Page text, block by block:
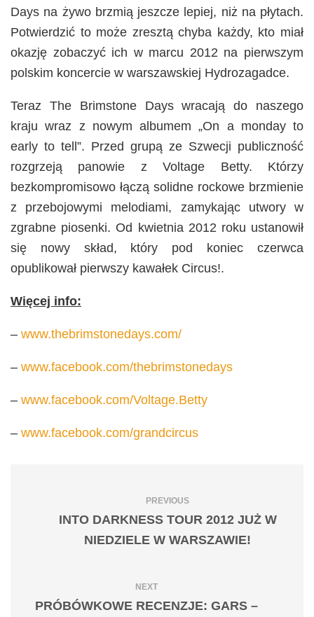
Days na żywo brzmią jeszcze lepiej, niż na płytach.
Potwierdzić to może zresztą chyba każdy, kto miał
okazję zobaczyć ich w marcu 2012 na pierwszym
polskim koncercie w warszawskiej Hydrozagadce.
Teraz The Brimstone Days wracają do naszego
kraju wraz z nowym albumem „On a monday to
early to tell”. Przed grupą ze Szwecji publiczność
rozgrzeją panowie z Voltage Betty. Którzy
bezkompromisowo łączą solidne rockowe brzmienie
z przebojowymi melodiami, zamykając utwory w
zgrabne piosenki. Od kwietnia 2012 roku ustanowił
się nowy skład, który pod koniec czerwca
opublikował pierwszy kawałek Circus!.
Więcej info:
– www.thebrimstonedays.com/
– www.facebook.com/thebrimstonedays
– www.facebook.com/Voltage.Betty
– www.facebook.com/grandcircus
PREVIOUS
INTO DARKNESS TOUR 2012 JUŻ W
NIEDZIELE W WARSZAWIE!
NEXT
PRÓBÓWKOWE RECENZJE: GARS –